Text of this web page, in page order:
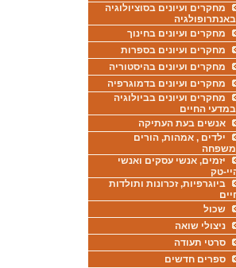
מחקרים ועיונים בסוציולוגיה
מחקרים ועיונים בחינוך
מחקרים ועיונים בספרות
מחקרים ועיונים בהיסטוריה
מחקרים ועיונים בדמוגרפיה
מחקרים ועיונים בביולוגיה
החיים
אנשים בעת העתיקה
ילדים , אמהות, הורים
יזמים, אנשי עסקים ואנשי
טק
ביוגרפיות, זכרונות ותולדות
שכול
ניצולי שואה
סרטי תעודה
ספרים חדשים